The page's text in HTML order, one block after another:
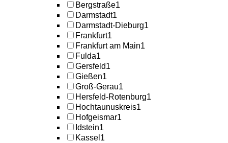
Bergstraße1
Darmstadt1
Darmstadt-Dieburg1
Frankfurt1
Frankfurt am Main1
Fulda1
Gersfeld1
Gießen1
Groß-Gerau1
Hersfeld-Rotenburg1
Hochtaunuskreis1
Hofgeismar1
Idstein1
Kassel 1